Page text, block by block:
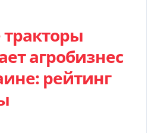
агробизнес
рейтинг